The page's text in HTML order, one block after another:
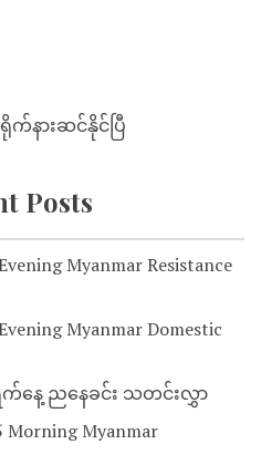
က်နားဆင်နိုင်ပြီ
Posts
Myanmar Resistance
Myanmar Domestic
နေ့ ညနေခင်း သတင်းလွှာ
Morning Myanmar